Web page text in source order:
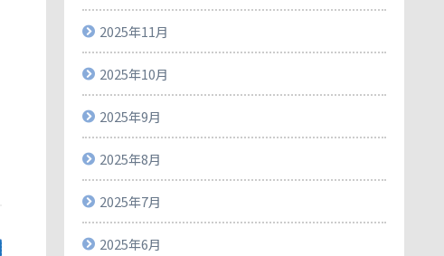
2025年11月
2025年10月
2025年9月
2025年8月
2025年7月
2025年6月